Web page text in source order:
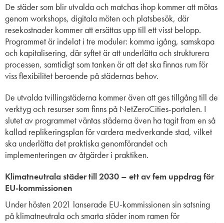
De städer som blir utvalda och matchas ihop kommer att mötas
genom workshops, digitala möten och platsbesök, där
resekostnader kommer att ersättas upp till ett visst belopp.
Programmet är indelat i tre moduler: komma igång, samskapa
och kapitalisering, där syftet är att underlätta och strukturera
processen, samtidigt som tanken är att det ska finnas rum för
viss flexibilitet beroende på städernas behov.
De utvalda tvillingstäderna kommer även att ges tillgång till de
verktyg och resurser som finns på NetZeroCities-portalen. I
slutet av programmet väntas städerna även ha tagit fram en så
kallad replikeringsplan för vardera medverkande stad, vilket
ska underlätta det praktiska genomförandet och
implementeringen av åtgärder i praktiken.
Klimatneutrala städer till 2030 – ett av fem uppdrag för
EU-kommissionen
Under hösten 2021 lanserade EU-kommissionen sin satsning
på klimatneutrala och smarta städer inom ramen för